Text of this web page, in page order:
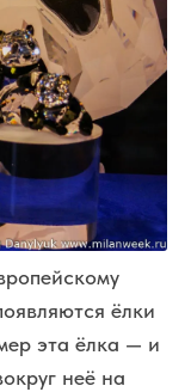
ёлки
эта ёлка — и
неё на